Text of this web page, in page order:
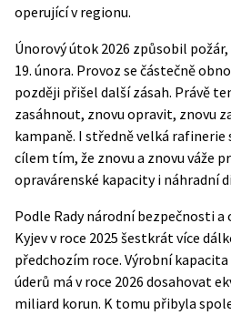
operující v regionu.
Únorový útok 2026 způsobil
19. února. Provoz se částečně
později přišel další zásah. Právě
zasáhnout, znovu opravit, znovu
kampaně. I středně velká
cílem tím, že znovu a znovu váže
opravárenské kapacity i náhradní
Podle Rady národní bezpečnosti a
Kyjev v roce 2025 šestkrát více
předchozím roce. Výrobní
úderů má v roce 2026 dosahovat
miliard korun. K tomu přibyla